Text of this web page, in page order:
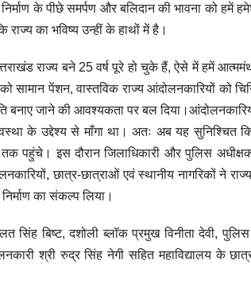
के पीछे समर्पण और बलिदान की भावना को हमें
का भविष्य उन्हीं के हाथों में है।
राज्य बने 25 वर्ष पूरे हो चुके हैं, ऐसे में हमें
सामान पेंशन, वास्तविक राज्य आंदोलनकारियों को
बनाए जाने की आवश्यकता पर बल
के उद्देश्य से माँगा था। अतः अब यह सुनिश्चित
पहुंचे। इस दौरान जिलाधिकारी और पुलिस
छात्र-छात्राओं एवं स्थानीय नागरिकों ने
का संकल्प लिया।
सिंह बिष्ट, दशोली ब्लॉक प्रमुख विनीता देवी,
श्री रुद्र सिंह नेगी सहित महाविद्यालय के